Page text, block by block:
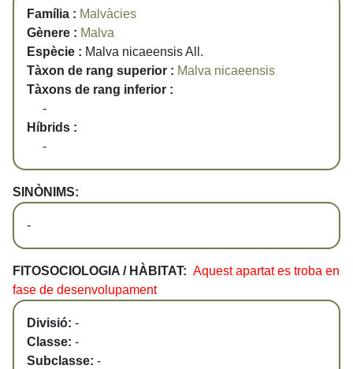
Família : Malvàcies
Gènere : Malva
Espècie : Malva nicaeensis All.
Tàxon de rang superior : Malva nicaeensis
Tàxons de rang inferior :
-
Híbrids :
-
SINÒNIMS:
-
FITOSOCIOLOGIA / HÀBITAT: Aquest apartat es troba en
fase de desenvolupament
Divisió: -
Classe: -
Subclasse: -